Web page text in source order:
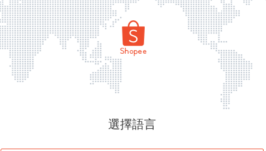
頁面無法顯示
選擇語言